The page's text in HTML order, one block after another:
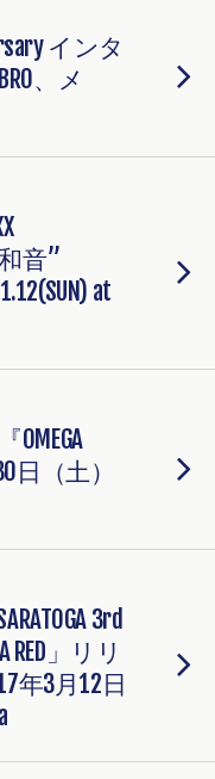
インタ
、メ
音”
at
OMEGA
日（土）
3rd
RED」リリ
年3月12日